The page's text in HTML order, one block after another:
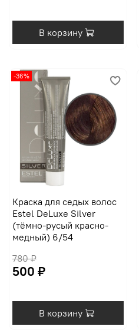
В корзину
-36%
Краска для седых волос
Estel DeLuxe Silver
(тёмно-русый красно-
медный) 6/54
780 ₽
500 ₽
В корзину